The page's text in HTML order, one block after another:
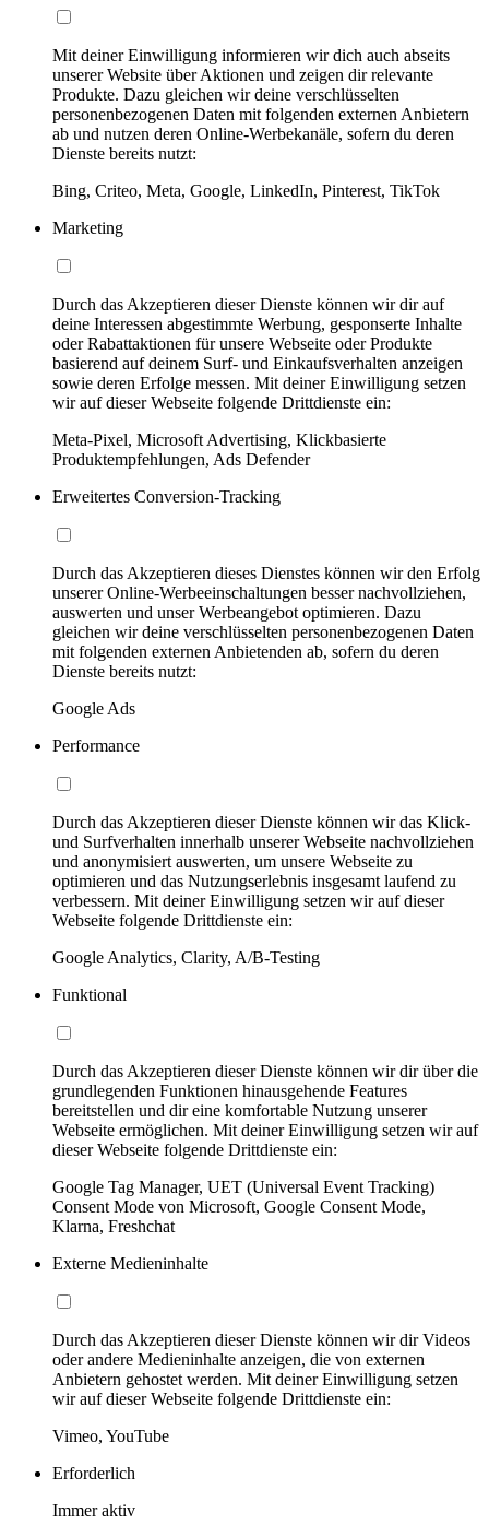
Mit deiner Einwilligung informieren wir dich auch abseits
unserer Website über Aktionen und zeigen dir relevante
Produkte. Dazu gleichen wir deine verschlüsselten
personenbezogenen Daten mit folgenden externen Anbietern
ab und nutzen deren Online-Werbekanäle, sofern du deren
Dienste bereits nutzt:
Bing, Criteo, Meta, Google, LinkedIn, Pinterest, TikTok
Marketing
Durch das Akzeptieren dieser Dienste können wir dir auf
deine Interessen abgestimmte Werbung, gesponserte Inhalte
oder Rabattaktionen für unsere Webseite oder Produkte
basierend auf deinem Surf- und Einkaufsverhalten anzeigen
sowie deren Erfolge messen. Mit deiner Einwilligung setzen
wir auf dieser Webseite folgende Drittdienste ein:
Meta-Pixel, Microsoft Advertising, Klickbasierte
Produktempfehlungen, Ads Defender
Erweitertes Conversion-Tracking
Durch das Akzeptieren dieses Dienstes können wir den Erfolg
unserer Online-Werbeeinschaltungen besser nachvollziehen,
auswerten und unser Werbeangebot optimieren. Dazu
gleichen wir deine verschlüsselten personenbezogenen Daten
mit folgenden externen Anbietenden ab, sofern du deren
Dienste bereits nutzt:
Google Ads
Performance
Durch das Akzeptieren dieser Dienste können wir das Klick-
und Surfverhalten innerhalb unserer Webseite nachvollziehen
und anonymisiert auswerten, um unsere Webseite zu
optimieren und das Nutzungserlebnis insgesamt laufend zu
verbessern. Mit deiner Einwilligung setzen wir auf dieser
Webseite folgende Drittdienste ein:
Google Analytics, Clarity, A/B-Testing
Funktional
Durch das Akzeptieren dieser Dienste können wir dir über die
grundlegenden Funktionen hinausgehende Features
bereitstellen und dir eine komfortable Nutzung unserer
Webseite ermöglichen. Mit deiner Einwilligung setzen wir auf
dieser Webseite folgende Drittdienste ein:
Google Tag Manager, UET (Universal Event Tracking)
Consent Mode von Microsoft, Google Consent Mode,
Klarna, Freshchat
Externe Medieninhalte
Durch das Akzeptieren dieser Dienste können wir dir Videos
oder andere Medieninhalte anzeigen, die von externen
Anbietern gehostet werden. Mit deiner Einwilligung setzen
wir auf dieser Webseite folgende Drittdienste ein:
Vimeo, YouTube
Erforderlich
Immer aktiv